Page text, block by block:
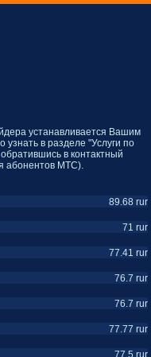
устанавливается Вашим
в разделе "Услуги по
в контактный
абонентов МТС).
89.68 rur
71 rur
77.41 rur
76.7 rur
76.7 rur
77.77 rur
77.5 rur